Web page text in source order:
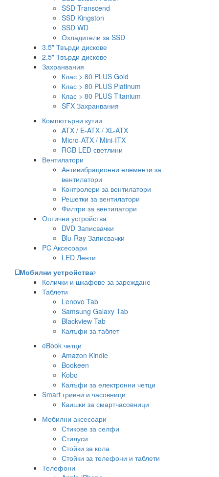
SSD Transcend
SSD Kingston
SSD WD
Охладители за SSD
3.5" Твърди дискове
2.5" Твърди дискове
Захранвания
Клас > 80 PLUS Gold
Клас > 80 PLUS Platinum
Клас > 80 PLUS Titanium
SFX Захранвания
Компютърни кутии
ATX / E-ATX / XL-ATX
Micro-ATX / Mini-ITX
RGB LED светлини
Вентилатори
Антивибрационни елементи за
вентилатори
Контролери за вентилатори
Решетки за вентилатори
Филтри за вентилатори
Оптични устройства
DVD Записвачки
Blu-Ray Записвачки
PC Аксесоари
LED Ленти
Мобилни устройства
Колички и шкафове за зареждане
Таблети
Lenovo Tab
Samsung Galaxy Tab
Blackview Tab
Калъфи за таблет
eBook четци
Amazon Kindle
Bookeen
Kobo
Калъфи за електронни четци
Smart гривни и часовници
Каишки за смартчасовници
Мобилни аксесоари
Стикове за селфи
Стилуси
Стойки за кола
Стойки за телефони и таблети
Телефони